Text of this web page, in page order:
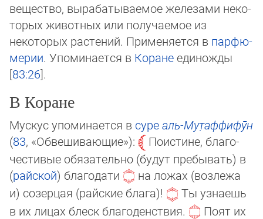
вещество, вырабатываемое железами не­ко­
то­рых животных или получаемое из
некоторых растений. Применяется в парфю­
ме­рии. Упоминается в Коране единожды
[83:26].
В Коране
Мускус упоминается в суреаль-Му­т̣аф­фи­фӯн
(83, «Об­ве­ши­ваю­щие»):
Поистине, бла­го­
честивые обязательно (будут пребывать) в
(райской) благодати
на ложах (воз­ле­жа
и) созерцая (райские блага)!
Ты узнаешь
в их лицах блеск благоденствия.
По­ят их